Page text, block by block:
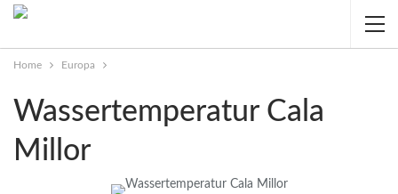
Home Europa
Wassertemperatur Cala
Millor